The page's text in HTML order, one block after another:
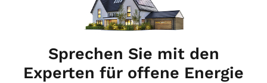
Sprechen Sie mit den
Experten für offene Energie